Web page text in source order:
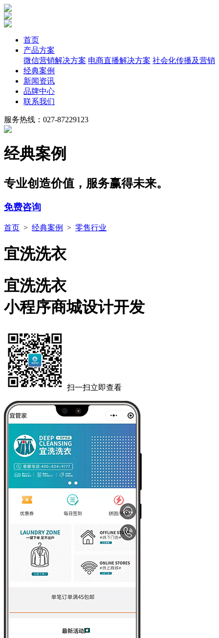
首页
产品方案
微信营销解决方案 电商直播解决方案 社会化传播及营销
经典案例
新闻资讯
品牌中心
联系我们
服务热线：027-87229123
经典案例
专业创造价值，服务赢得未来。
免费咨询
首页 > 经典案例 > 零售行业
宜洗洗衣
宜洗洗衣
小程序商城设计开发
扫一扫立即查看